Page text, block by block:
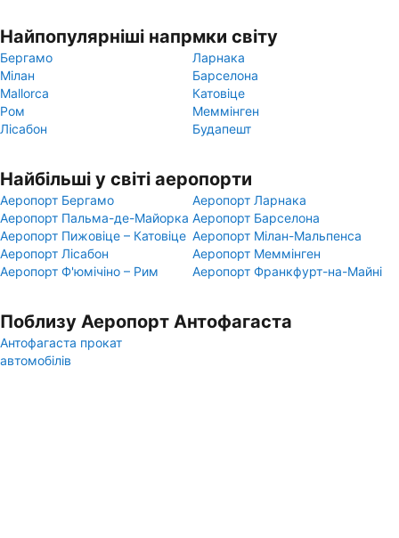
Найпопулярніші напрмки світу
Бергамо
Ларнака
Мілан
Барселона
Mallorca
Катовіце
Ром
Меммінген
Лісабон
Будапешт
Найбільші у світі аеропорти
Аеропорт Бергамо
Аеропорт Ларнака
Аеропорт Пальма-де-Майорка Аеропорт Барселона
Аеропорт Пижовіце – Катовіце Аеропорт Мілан-Мальпенса
Аеропорт Лісабон
Аеропорт Меммінген
Аеропорт Ф'юмічіно – Рим
Аеропорт Франкфурт-на-Майні
Поблизу Аеропорт Антофагаста
Антофагаста прокат
автомобілів